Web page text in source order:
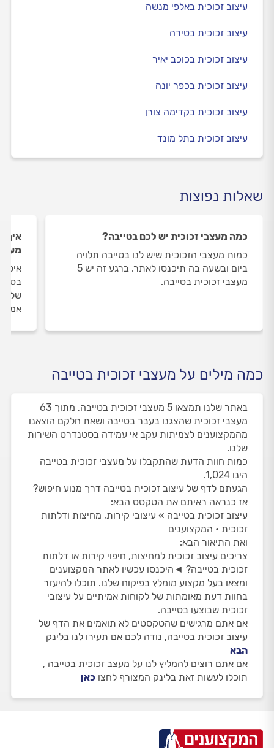
עיצוב זכוכית באלפי מנשה
עיצוב זכוכית בטירה
עיצוב זכוכית בכוכב יאיר
עיצוב זכוכית בכפר יונה
עיצוב זכוכית בקדימה צורן
עיצוב זכוכית בתל מונד
שאלות נפוצות
כמה מעצבי זכוכית יש לכם בטייבה?
כמות מעצבי הזכוכית שיש לנו בטייבה תלויה
ביום ובשעה בה תיכנסו לאתר. ברגע זה יש 5
מעצבי זכוכית בטייבה.
איך
כמה מילים על מעצבי זכוכית בטייבה
באתר שלנו תמצאו 5 מעצבי זכוכית בטייבה, מתוך 63
מעצבי זכוכית שהצגנו בעבר בטייבה ושאת חלקם הוצאנו
מהמקצוענים לצמיתות עקב אי עמידה בסטנדרט השירות
שלנו.
כמות חוות הדעת שהתקבלו על מעצבי זכוכית בטייבה
הינו 1,024.
הגעתם לדף של עיצוב זכוכית בטייבה דרך מנוע חיפוש?
אז כנראה ראיתם את הטקסט הבא:
עיצוב זכוכית בטייבה » עיצובי קירות, מחיצות ודלתות
זכוכית • המקצוענים
ואת התיאור הבא:
צריכים עיצוב זכוכית למחיצות, חיפוי קירות או דלתות
זכוכית בטייבה? ◄היכנסו עכשיו לאתר המקצוענים
ומצאו בעל מקצוע מומלץ בפיקוח שלנו. תוכלו להיעזר
בחוות דעת מאומתות של לקוחות אמיתיים על עיצובי
זכוכית שבוצעו בטייבה.
אם אתם מרגישים שהטקסטים לא תואמים את הדף של
עיצוב זכוכית בטייבה, נודה לכם אם תעירו לנו בלינק
הבא
אם אתם רוצים להמליץ לנו על מעצב זכוכית בטייבה ,
תוכלו לעשות זאת בלינק המצורף לחצו כאן